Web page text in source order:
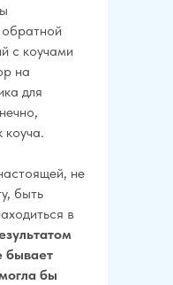
с коучами
на
для
коуча.
не
быть
в
бывает
бы